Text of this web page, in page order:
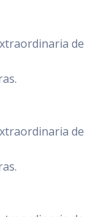
de
de